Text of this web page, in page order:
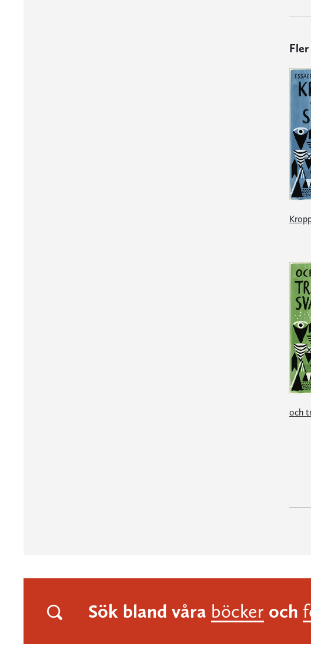
och
Sök bland våra böcker och